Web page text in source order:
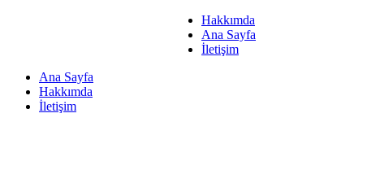
Hakkımda
Ana Sayfa
İletişim
Ana Sayfa
Hakkımda
İletişim